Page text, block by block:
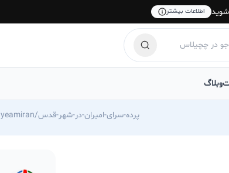
اطلاعات بیشتر
وبلاگ
https://chechilas.com/pardesarayeamiran/پرده-سرای-امیران-در-شهر-قدس